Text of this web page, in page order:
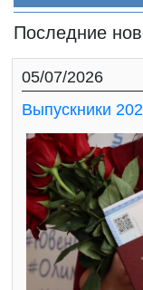
Последние
05/07/2026
Выпускники